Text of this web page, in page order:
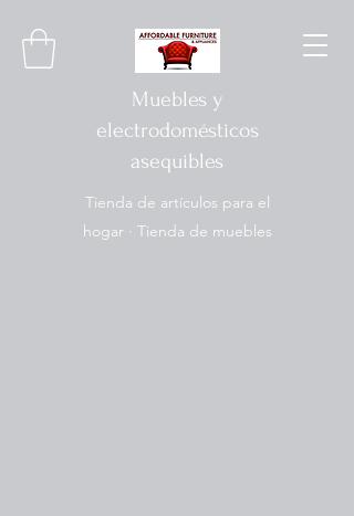
Muebles y
electrodomésticos
asequibles
Tienda de artículos para el
hogar · Tienda de muebles